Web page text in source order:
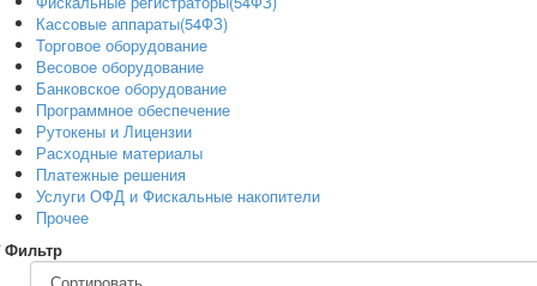
Кассовые аппараты(54ФЗ)
Торговое оборудование
Весовое оборудование
Банковское оборудование
Программное обеспечение
Рутокены и Лицензии
Расходные материалы
Платежные решения
Услуги ОФД и Фискальные накопители
Прочее
Фильтр